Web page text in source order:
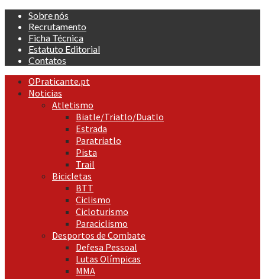
Skip
content
Sobre nós
Recrutamento
Ficha Técnica
Estatuto Editorial
Contatos
Primary
Menu
OPraticante.pt
Noticias
Atletismo
Biatle/Triatlo/Duatlo
Estrada
Paratriatlo
Pista
Trail
Bicicletas
BTT
Ciclismo
Cicloturismo
Paraciclismo
Desportos de Combate
Defesa Pessoal
Lutas Olímpicas
MMA